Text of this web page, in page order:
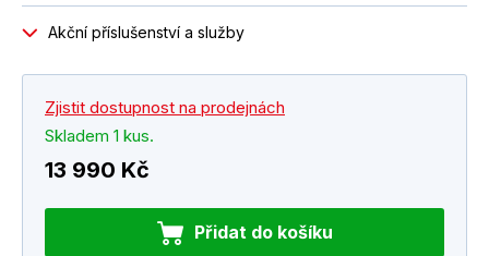
Akční příslušenství a služby
Zjistit dostupnost na prodejnách
Skladem 1 kus.
13 990 Kč
Přidat do košíku